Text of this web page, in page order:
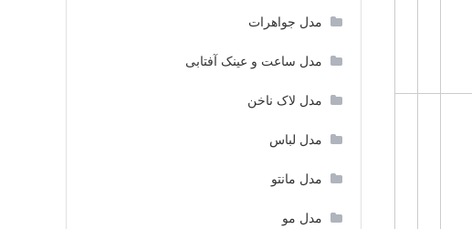
مدل جواهرات
مدل ساعت و عینک آفتابی
مدل لاک ناخن
مدل لباس
مدل مانتو
مدل مو